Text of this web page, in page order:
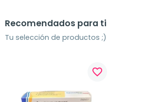
Recomendados para ti
Tu selección de productos ;)
favorite_border